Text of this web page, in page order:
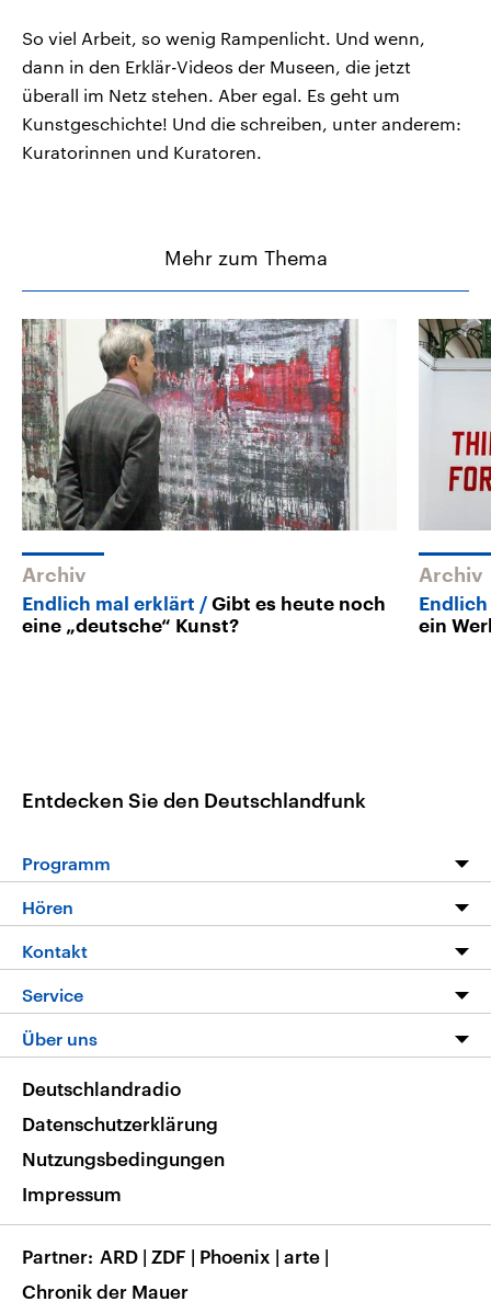
So viel Arbeit, so wenig Rampenlicht. Und wenn,
dann in den Erklär-Videos der Museen, die jetzt
überall im Netz stehen. Aber egal. Es geht um
Kunstgeschichte! Und die schreiben, unter anderem:
Kuratorinnen und Kuratoren.
Mehr zum Thema
Archiv
Endlich mal erklärt
Gibt es heute noch
eine „deutsche“ Kunst?
Archiv
ein
Entdecken Sie den Deutschlandfunk
Programm
Programm
Die Nachrichten
Nachrichtenleicht
Neue Beiträge auf dlf.de
Hören
Livestream
Podcasts
Deutschlandfunk App
Nachrichten App
Frequenzen
Kontakt
Hörerservice
Service
FAQ
Veranstaltungen
Musikliste
RSS
Über uns
Barrierefreiheit
Deutschlandradio
Datenschutzerklärung
Nutzungsbedingungen
Impressum
Partner ARD | ZDF | Phoenix | arte |
Chronik der Mauer